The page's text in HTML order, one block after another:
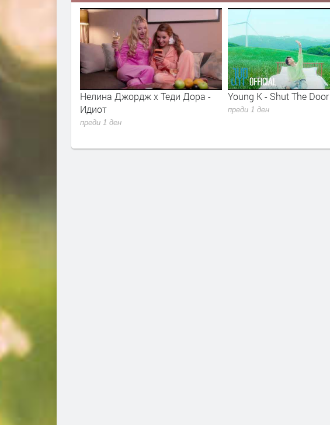
- Sugar Talking
Нелина Джордж x Теди Дора -
Идиот
преди 1 ден
Young K - Shut The Door
преди 1 ден